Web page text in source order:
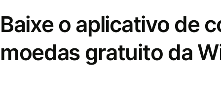
Baixe o aplicativo de
moedas gratuito da